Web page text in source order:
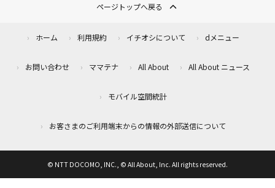
ページトップへ戻る
ホーム 利用規約 イチオシについて dメニュー
お問い合わせ ママテナ All About All About ニュース
モバイル空間統計
お客さまのご利用端末からの情報の外部送信について
© NTT DOCOMO, INC., © All About, Inc. All rights reserved.